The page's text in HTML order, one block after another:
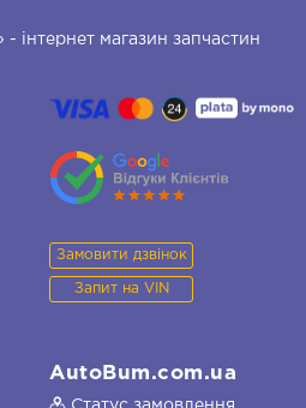
інтернет магазин запчастин
Замовити дзвінок
Запит на VIN
AutoBum.com.ua